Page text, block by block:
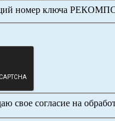
номер ключа
свое согласие на